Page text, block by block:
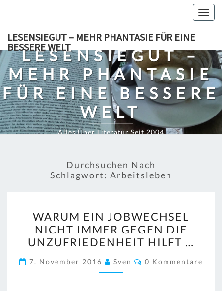
content
LESENSIEGUT – MEHR PHANTASIE FÜR EINE
BESSERE WELT
LESENSIEGUT –
MEHR PHANTASIE
FÜR EINE BESSERE
WELT
Alles Über Literatur Seit 2004
Durchsuchen Nach
Schlagwort: Arbeitsleben
EIN
JOBWECHSEL
NICHT
IMMER
GEGEN
WARUM EIN JOBWECHSEL
NICHT IMMER GEGEN DIE
UNZUFRIEDENHEIT HILFT …
7. November 2016 Sven Kommentare
0 Kommentare